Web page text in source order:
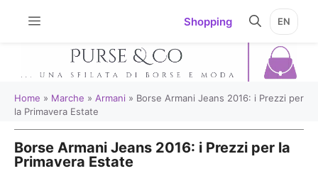
Shopping EN
Home » Marche » Armani » Borse Armani Jeans 2016: i Prezzi per
la Primavera Estate
Borse Armani Jeans 2016: i Prezzi per la
Primavera Estate